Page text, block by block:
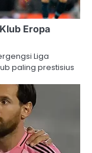
Eropa
Liga
paling prestisius